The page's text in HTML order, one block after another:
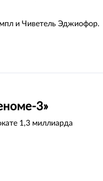
и Чиветель Эджиофор.
3»
1,3 миллиарда